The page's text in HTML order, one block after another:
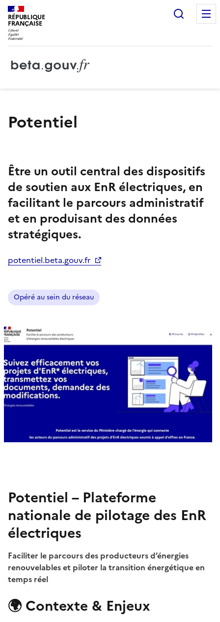
RÉPUBLIQUE
FRANÇAISE
Potentiel
Être un outil central des dispositifs
de soutien aux EnR électriques, en
facilitant le parcours administratif
et en produisant des données
stratégiques.
potentiel.beta.gouv.fr
Opéré au sein du réseau
Potentiel – Plateforme
nationale de pilotage des EnR
électriques
Faciliter le parcours des producteurs d’énergies
renouvelables et piloter la transition énergétique en
temps réel
🌍 Contexte & Enjeux